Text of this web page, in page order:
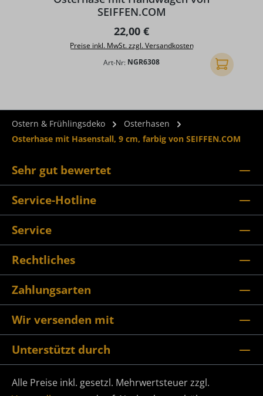
SEIFFEN.COM
Regulärer Preis:
22,00 €
Preise inkl. MwSt. zzgl. Versandkosten
Art-Nr: NGR6308 In den
Ostern & Frühlingsdeko
Osterhasen
Osterhase mit Hasenstall, 9 cm, farbig von SEIFFEN.COM
Sehr gut bewertet
Service-Hotline
Service
Rechtliches
Zahlungsarten
Wir versenden mit
Unterstützt durch
Alle Preise inkl. gesetzl. Mehrwertsteuer zzgl.